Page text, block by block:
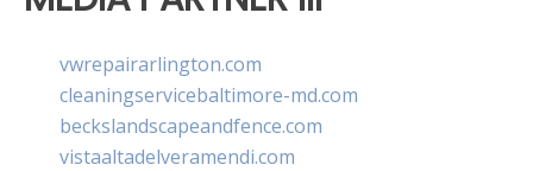
vwrepairarlington.com
cleaningservicebaltimore-md.com
beckslandscapeandfence.com
vistaaltadelveramendi.com